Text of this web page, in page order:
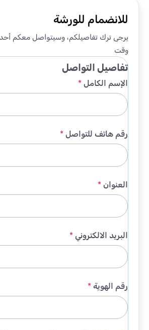
للانضمام للورشة
يرجى ترك تفاصيلكم، وسيتواصل معكم أحد
وقت
تفاصيل التواصل
الإسم الكامل *
رقم هاتف للتواصل *
العنوان *
البريد الالكتروني *
رقم الهوية *